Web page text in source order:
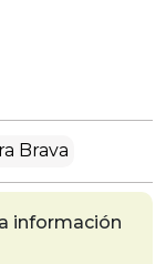
Brava
información